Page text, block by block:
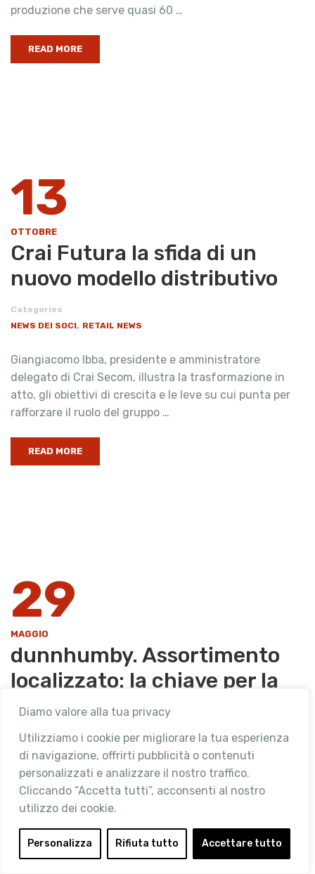
Diamo valore alla tua privacy
Utilizziamo i cookie per migliorare la tua esperienza
di navigazione, offrirti pubblicità o contenuti
personalizzati e analizzare il nostro traffico.
Cliccando “Accetta tutti”, acconsenti al nostro
utilizzo dei cookie.
Personalizza Rifiuta tutto Accettare tutto
produzione che serve quasi 60 …
READ MORE
13
OTTOBRE
Crai Futura la sfida di un
nuovo modello distributivo
Categories
NEWS DEI SOCI, RETAIL NEWS
Giangiacomo Ibba, presidente e amministratore
delegato di Crai Secom, illustra la trasformazione in
atto, gli obiettivi di crescita e le leve su cui punta per
rafforzare il ruolo del gruppo …
READ MORE
29
MAGGIO
dunnhumby. Assortimento
localizzato: la chiave per la
fedeltà e la crescita
Categories
NEWS DEI SOCI,RETAIL NEWS
Creare assortimenti su misura per le esigenze dei
clienti sta diventando una leva strategica sempre più
convenience. L’approccio tradizionale basato …